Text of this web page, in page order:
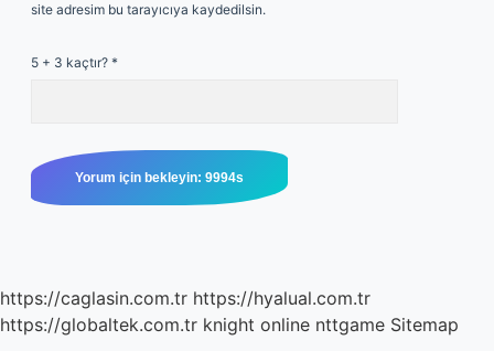
site adresim bu tarayıcıya kaydedilsin.
5 + 3 kaçtır? *
https://caglasin.com.tr https://hyalual.com.tr
https://globaltek.com.tr knight online nttgame Sitemap